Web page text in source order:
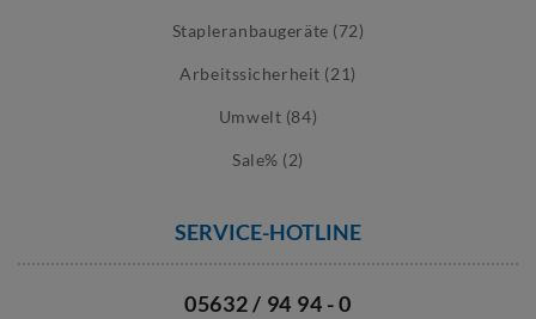
Stapleranbaugeräte (72)
Arbeitssicherheit (21)
Umwelt (84)
Sale% (2)
SERVICE-HOTLINE
05632 / 94 94 - 0